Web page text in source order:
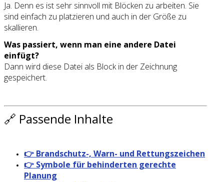
Ja. Denn es ist sehr sinnvoll mit Blöcken zu arbeiten. Sie
sind einfach zu platzieren und auch in der Größe zu
skallieren.
Was passiert, wenn man eine andere Datei
einfügt?
Dann wird diese Datei als Block in der Zeichnung
gespeichert.
🔗 Passende Inhalte
👉 Brandschutz-, Warn- und Rettungszeichen
👉 Symbole für behinderten gerechte
Planung